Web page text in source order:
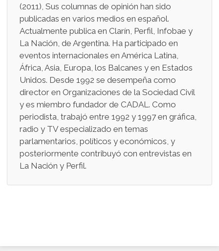
(2011), Sus columnas de opinión han sido
publicadas en varios medios en español.
Actualmente publica en Clarín, Perfil, Infobae y
La Nación, de Argentina. Ha participado en
eventos internacionales en América Latina,
África, Asia, Europa, los Balcanes y en Estados
Unidos. Desde 1992 se desempeña como
director en Organizaciones de la Sociedad Civil
y es miembro fundador de CADAL. Como
periodista, trabajó entre 1992 y 1997 en gráfica,
radio y TV especializado en temas
parlamentarios, políticos y económicos, y
posteriormente contribuyó con entrevistas en
La Nación y Perfil.